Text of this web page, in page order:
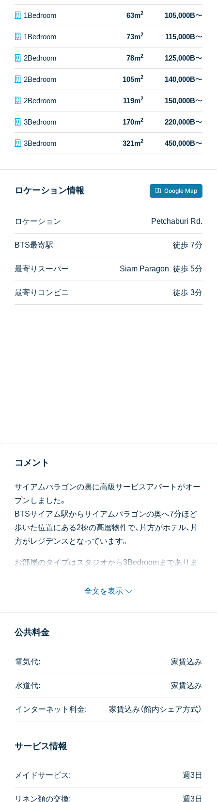
1Bedroom 63m2 105,000B〜
1Bedroom 73m2 115,000B〜
2Bedroom 78m2 125,000B〜
2Bedroom 105m2 140,000B〜
2Bedroom 119m2 150,000B〜
3Bedroom 170m2 220,000B〜
3Bedroom 321m2 450,000B〜
ロケーション情報 Google Map
ロケーション Petchaburi Rd.
BTS最寄駅 徒歩 7分
最寄りスーパー Siam Paragon 徒歩 5分
最寄りコンビニ 徒歩 3分
コメント
サイアムパラゴンの裏に高級サービスアパートがオー
プンしました。
BTSサイアム駅からサイアムパラゴンの奥へ7分ほど
歩いた位置にある2棟の高層物件で、片方がホテル、片
方がレジデンスとなっています。
お部屋のタイプはスタジオから3Bedroomまでありま
在向けは1Bedroom以上からとなります）
室内に入ると自動センサーで照明がつく設定です。
1Bed 73㎡、2Bed 105㎡の主寝室、3Bed 170㎡のバス
な？設計となっています。
建物からはペッブリー通りにも抜けられます。
全文を表示
公共料金
電気代: 家賃込み
水道代: 家賃込み
インターネット料金: 家賃込み（館内シェア方式）
サービス情報
メイドサービス: 週3日
リネン類の交換: 週3日